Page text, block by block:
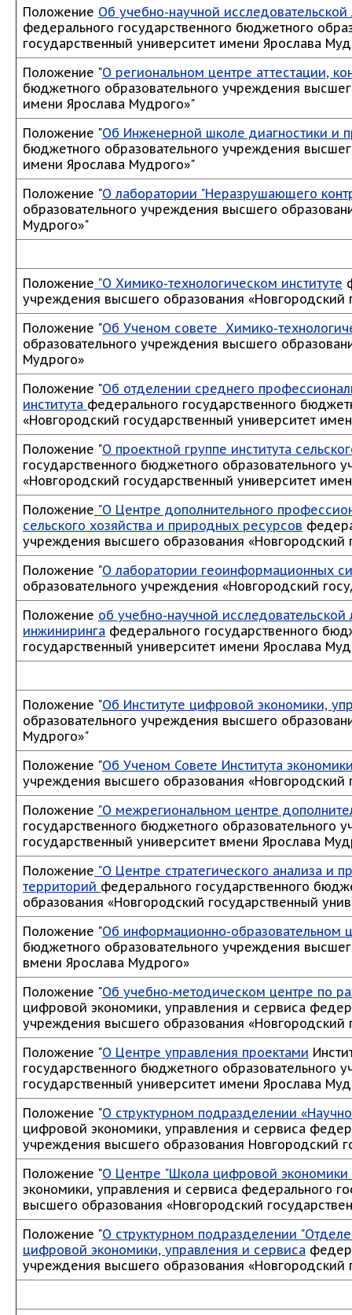
Положение Об учебно-научной
федерального государственного бюджетного
государственный университет имени Ярослава
Положение "О региональном центре аттестации,
бюджетного образовательного учреждения
имени Ярослава Мудрого»"
Положение "Об Инженерной школе диагностики и
бюджетного образовательного учреждения
имени Ярослава Мудрого»"
Положение "О лаборатории "Неразрушающего
образовательного учреждения высшего
Мудрого»"
Положение "О Химико-технологическом институте
учреждения высшего образования «Новгородский
Положение "Об Ученом совете Химико-
образовательного учреждения высшего
Мудрого»
Положение "Об отделении среднего
института федерального государственного
«Новгородский государственный университет
Положение "О проектной группе института
государственного бюджетного
«Новгородский государственный университет
Положение "О Центре дополнительного
сельского хозяйства и природных ресурсов
учреждения высшего образования «Новгородский
Положение "О лаборатории геоинформационных
образовательного учреждения «Новгородский
Положение об учебно-научной
инжиниринга федерального государственного
государственный университет имени Ярослава
Положение "Об Институте цифровой экономики,
образовательного учреждения высшего
Мудрого»"
Положение "Об Ученом Совете Института
учреждения высшего образования «Новгородский
Положение "О межрегиональном центре
государственного бюджетного
государственный университет вмени Ярослава
Положение "О Центре стратегического анализа и
территорий федерального государственного
образования «Новгородский государственный
Положение "Об информационно-образовательном
бюджетного образовательного учреждения
вмени Ярослава Мудрого»
Положение "Об учебно-методическом центре по
цифровой экономики, управления и сервиса
учреждения высшего образования «Новгородский
Положение "О Центре управления проектами
государственного бюджетного
государственный университет имени Ярослава
Положение "О структурном подразделении
цифровой экономики, управления и сервиса
учреждения высшего образования Новгородский
Положение "О Центре "Школа цифровой экономики
экономики, управления и сервиса федерального
высшего образования «Новгородский
Положение "О структурном подразделении
цифровой экономики, управления и сервиса
учреждения высшего образования «Новгородский